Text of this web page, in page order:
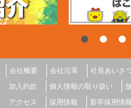
会社概要 会社沿革 社長あいさ
加入約款
個人情報の取り扱い
アクセス
採用情報 新卒採用情報